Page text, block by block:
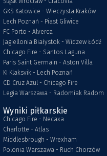
GKS Katowice - Wieczysta Kraków
Lech Poznań - Piast Gliwice
FC Porto - Alverca
Jagiellonia Białystok - Widzew Łódź
Chicago Fire - Santos Laguna
Paris Saint Germain - Aston Villa
KI Klaksvik - Lech Poznań
CD Cruz Azul - Chicago Fire
Legia Warszawa - Radomiak Radom
Wyniki piłkarskie
Chicago Fire - Necaxa
Charlotte - Atlas
Middlesbrough - Wrexham
Polonia Warszawa - Ruch Chorzów